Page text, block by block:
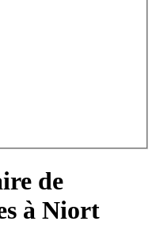
de
à Niort